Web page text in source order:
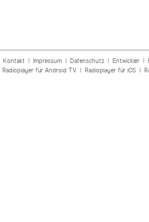
Kontakt| Impressum| Datenschutz| Entwickler|
Radioplayer für Android TV| Radioplayer für iOS|